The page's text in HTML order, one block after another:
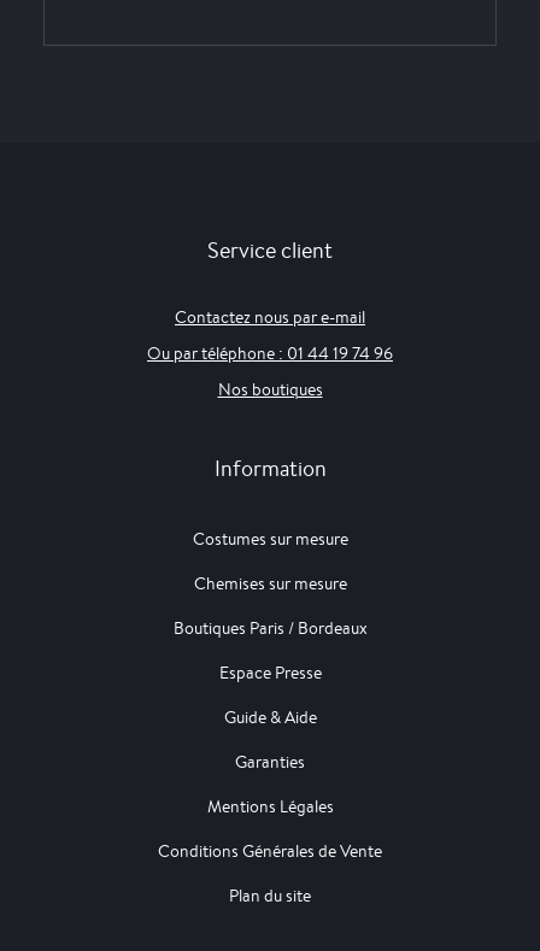
Service client
Contactez nous par e-mail
Ou par téléphone : 01 44 19 74 96
Nos boutiques
Information
Costumes sur mesure
Chemises sur mesure
Boutiques Paris / Bordeaux
Espace Presse
Guide & Aide
Garanties
Mentions Légales
Conditions Générales de Vente
Plan du site